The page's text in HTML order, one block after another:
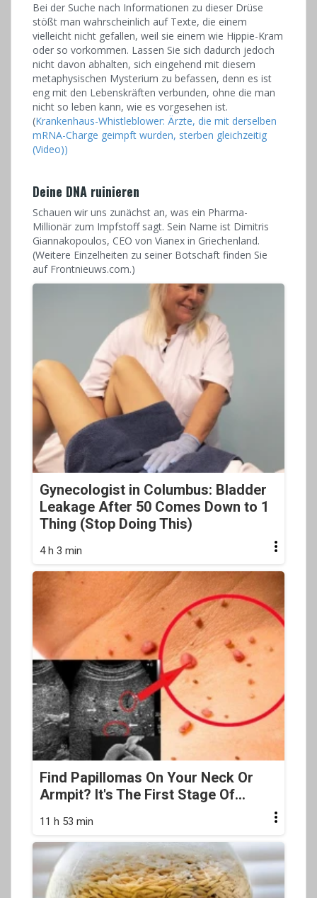
Bei der Suche nach Informationen zu dieser Drüse
stößt man wahrscheinlich auf Texte, die einem
vielleicht nicht gefallen, weil sie einem wie Hippie-Kram
oder so vorkommen. Lassen Sie sich dadurch jedoch
nicht davon abhalten, sich eingehend mit diesem
metaphysischen Mysterium zu befassen, denn es ist
eng mit den Lebenskräften verbunden, ohne die man
nicht so leben kann, wie es vorgesehen ist.
(Krankenhaus-Whistleblower: Ärzte, die mit derselben
mRNA-Charge geimpft wurden, sterben gleichzeitig
(Video))
Deine DNA ruinieren
Schauen wir uns zunächst an, was ein Pharma-
Millionär zum Impfstoff sagt. Sein Name ist Dimitris
Giannakopoulos, CEO von Vianex in Griechenland.
(Weitere Einzelheiten zu seiner Botschaft finden Sie
auf Frontnieuws.com.)
Gynecologist in Columbus: Bladder
Leakage After 50 Comes Down to 1
Thing (Stop Doing This)
4 h 3 min
Find Papillomas On Your Neck Or
Armpit? It's The First Stage Of...
11 h 53 min